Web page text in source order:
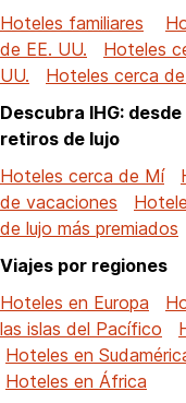
Hoteles familiares
de EE. UU.
Hoteles
UU.
Hoteles cerca
Descubra IHG:
retiros de lujo
Hoteles cerca de Mí
de vacaciones
de lujo más premiados
Viajes por regiones
Hoteles en Europa
las islas del Pacífico
Hoteles en
Hoteles en África